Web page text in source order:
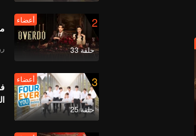
أعضاء
أعضاء
2
حلقة 33
أعضاء
3
حلقة 25
أعضاء